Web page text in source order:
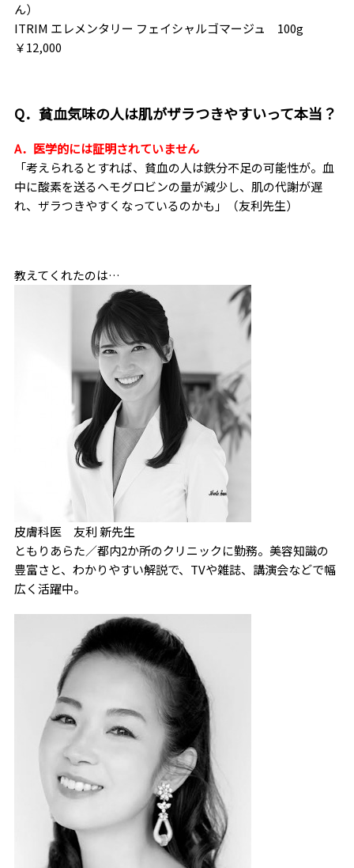
ん）
ITRIM エレメンタリー フェイシャルゴマージュ 100g
￥12,000
Q．貧血気味の人は肌がザラつきやすいって本当？
A．医学的には証明されていません
「考えられるとすれば、貧血の人は鉄分不足の可能性が。血
中に酸素を送るヘモグロビンの量が減少し、肌の代謝が遅
れ、ザラつきやすくなっているのかも」（友利先生）
教えてくれたのは…
皮膚科医 友利 新先生
ともりあらた／都内2か所のクリニックに勤務。美容知識の
豊富さと、わかりやすい解説で、TVや雑誌、講演会などで幅
広く活躍中。